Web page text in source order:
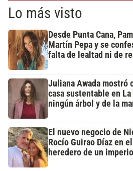
Lo más visto
Desde Punta Cana,
Martín Pepa y se
falta de lealtad ni de
Juliana Awada mostró
casa sustentable en
ningún árbol y de la
El nuevo negocio de
Rocío Guirao Díaz en
heredero de un